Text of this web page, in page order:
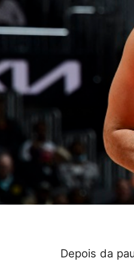
Depois da